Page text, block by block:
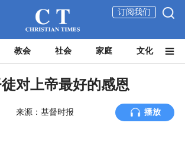
订阅我们
教会 社会 家庭 文化
对上帝最好的感恩
来源：基督时报 播放